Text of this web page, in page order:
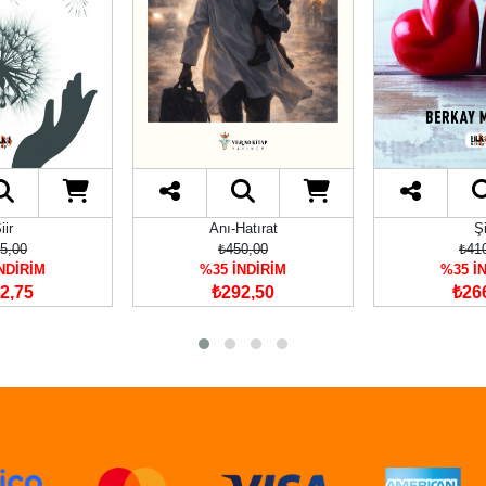
Anı-Hatırat
₺450,00
%35 İNDİRİM
₺292,50
%35